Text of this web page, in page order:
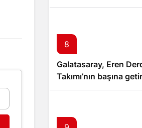
8
Galatasaray, Eren
Takımı’nın başına